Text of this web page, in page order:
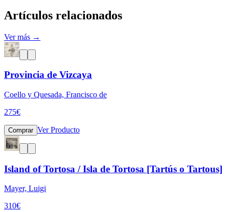
Artículos relacionados
Ver más →
Provincia de Vizcaya
Coello y Quesada, Francisco de
275€
Comprar Ver Producto
Island of Tortosa / Isla de Tortosa [Tartús o Tartous]
Mayer, Luigi
310€